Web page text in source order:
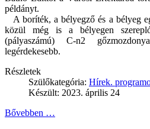
példányt.
A boríték, a bélyegző és a bélyeg
közül még is a bélyegen
(pályaszámú) C-n2
legérdekesebb.
Részletek
Szülőkategória: Hírek.
Készült: 2023. április 24
Bővebben …